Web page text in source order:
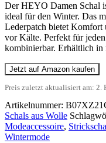
Der HEYO Damen Schal
ideal für den Winter. Das
Lederpatch bietet Komfort
vor Kälte. Perfekt für
kombinierbar. Erhältlich in
Jetzt auf Amazon kaufen
Preis zuletzt aktualisiert am: 2.
Artikelnummer:
Schals aus Wolle
Modeaccessoire,
Wintermode